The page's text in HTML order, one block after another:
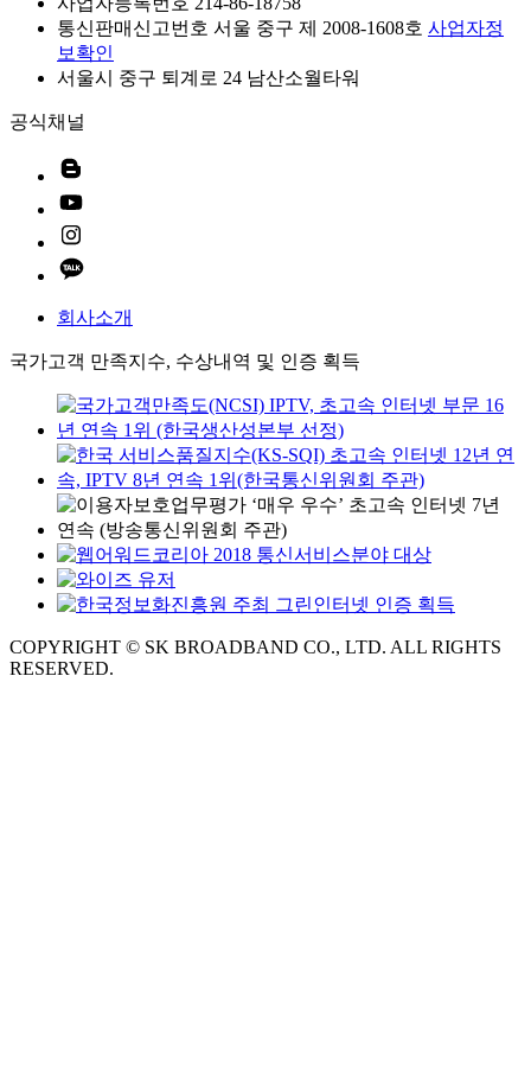
통신판매신고번호 서울 중구 제 2008-1608호 사업자정
보확인
서울시 중구 퇴계로 24 남산소월타워
공식채널
회사소개
국가고객 만족지수, 수상내역 및 인증 획득
COPYRIGHT © SK BROADBAND CO., LTD. ALL RIGHTS
RESERVED.